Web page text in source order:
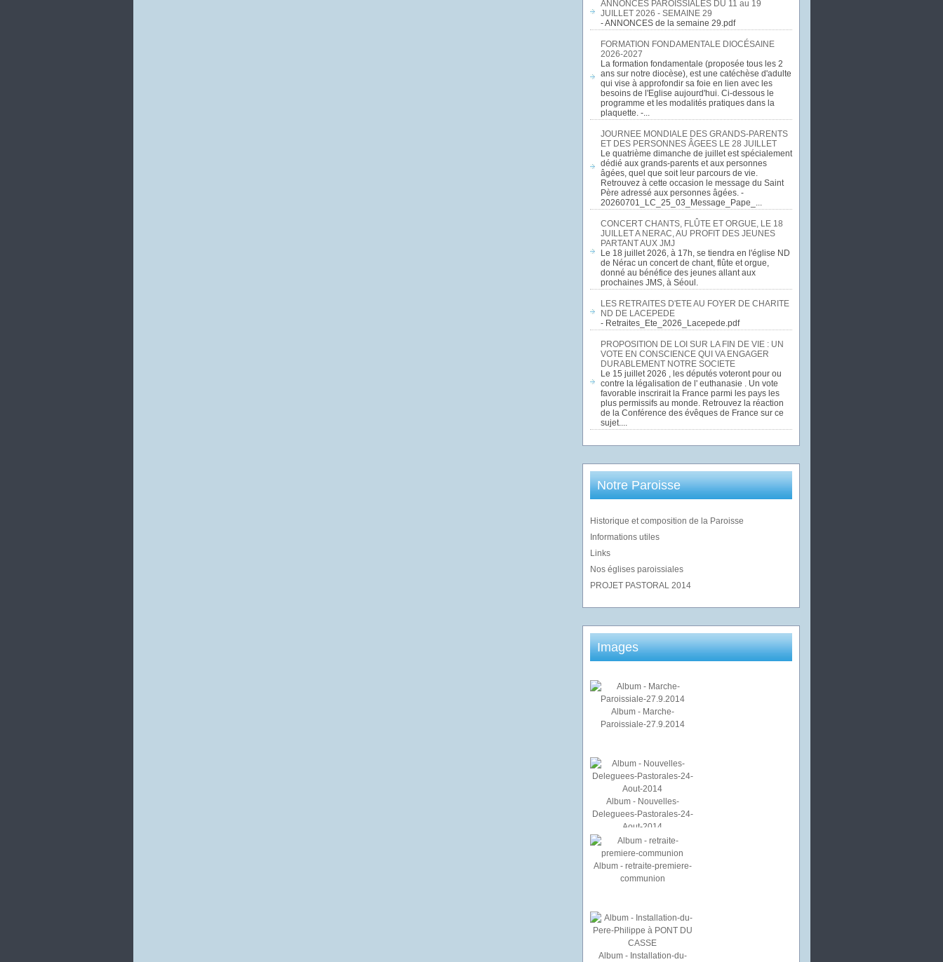
ANNONCES PAROISSIALES DU 11 au 19
JUILLET 2026 - SEMAINE 29
- ANNONCES de la semaine 29.pdf
FORMATION FONDAMENTALE DIOCÉSAINE
2026-2027
La formation fondamentale (proposée tous les 2
ans sur notre diocèse), est une catéchèse d'adulte
qui vise à approfondir sa foie en lien avec les
besoins de l'Eglise aujourd'hui. Ci-dessous le
programme et les modalités pratiques dans la
plaquette. -...
JOURNEE MONDIALE DES GRANDS-PARENTS
ET DES PERSONNES ÂGEES LE 28 JUILLET
Le quatrième dimanche de juillet est spécialement
dédié aux grands-parents et aux personnes
âgées, quel que soit leur parcours de vie.
Retrouvez à cette occasion le message du Saint
Père adressé aux personnes âgées. -
20260701_LC_25_03_Message_Pape_...
CONCERT CHANTS, FLÛTE ET ORGUE, LE 18
JUILLET A NERAC, AU PROFIT DES JEUNES
PARTANT AUX JMJ
Le 18 juillet 2026, à 17h, se tiendra en l'église ND
de Nérac un concert de chant, flûte et orgue,
donné au bénéfice des jeunes allant aux
prochaines JMS, à Séoul.
LES RETRAITES D'ETE AU FOYER DE CHARITE
ND DE LACEPEDE
- Retraites_Ete_2026_Lacepede.pdf
PROPOSITION DE LOI SUR LA FIN DE VIE : UN
VOTE EN CONSCIENCE QUI VA ENGAGER
DURABLEMENT NOTRE SOCIETE
Le 15 juillet 2026 , les députés voteront pour ou
contre la légalisation de l' euthanasie . Un vote
favorable inscrirait la France parmi les pays les
plus permissifs au monde. Retrouvez la réaction
de la Conférence des évêques de France sur ce
sujet....
Notre Paroisse
Historique et composition de la Paroisse
Informations utiles
Links
Nos églises paroissiales
PROJET PASTORAL 2014
Images
Album - Marche-
Paroissiale-27.9.2014
Album - Nouvelles-
Deleguees-Pastorales-24-
Aout-2014
Album - retraite-premiere-
communion
Album - Installation-du-